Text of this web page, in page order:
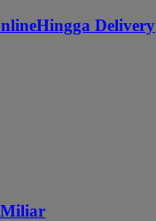
Delivery
Miliar